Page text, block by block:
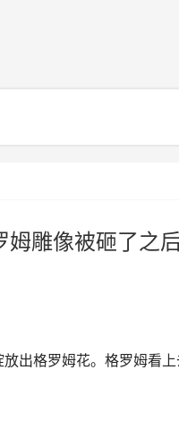
雕像被砸了之
出格罗姆花。格罗姆看